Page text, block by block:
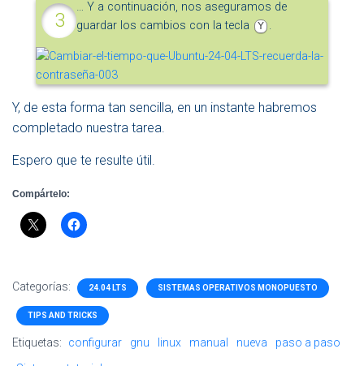
… Y a continuación, nos aseguramos de
guardar los cambios con la tecla
Y .
Y, de esta forma tan sencilla, en un instante habremos
completado nuestra tarea.
Espero que te resulte útil.
Compártelo:
Categorías: 24.04 LTS SISTEMAS OPERATIVOS MONOPUESTO
TIPS AND TRICKS
Etiquetas: configurar gnu linux manual nueva
paso a paso